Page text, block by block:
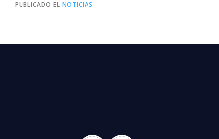
PUBLICADO EL NOTICIAS